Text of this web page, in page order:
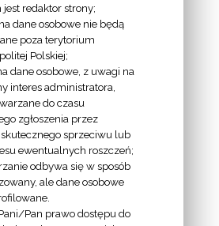
redaktor strony;
dane osobowe nie będą
poza terytorium
Polskiej;
dane osobowe, z uwagi na
interes administratora,
do czasu
zgłoszenia przez
sprzeciwu lub
ewentualnych roszczeń;
odbywa się w sposób
ale dane osobowe
Pan prawo dostępu do